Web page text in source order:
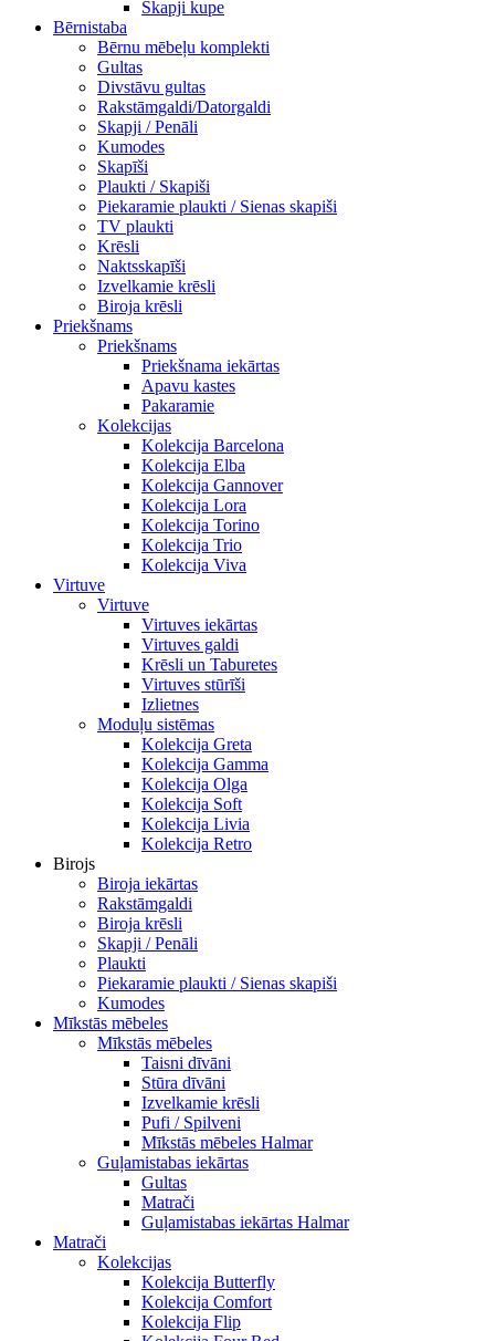
Skapji kupe
Bērnistaba
Bērnu mēbeļu komplekti
Gultas
Divstāvu gultas
Rakstāmgaldi/Datorgaldi
Skapji / Penāli
Kumodes
Skapīši
Plaukti / Skapiši
Piekaramie plaukti / Sienas skapiši
TV plaukti
Krēsli
Naktsskapīši
Izvelkamie krēsli
Biroja krēsli
Priekšnams
Priekšnams
Priekšnama iekārtas
Apavu kastes
Pakaramie
Kolekcijas
Kolekcija Barcelona
Kolekcija Elba
Kolekcija Gannover
Kolekcija Lora
Kolekcija Torino
Kolekcija Trio
Kolekcija Viva
Virtuve
Virtuve
Virtuves iekārtas
Virtuves galdi
Krēsli un Taburetes
Virtuves stūrīši
Izlietnes
Moduļu sistēmas
Kolekcija Greta
Kolekcija Gamma
Kolekcija Olga
Kolekcija Soft
Kolekcija Livia
Kolekcija Retro
Birojs
Biroja iekārtas
Rakstāmgaldi
Biroja krēsli
Skapji / Penāli
Plaukti
Piekaramie plaukti / Sienas skapiši
Kumodes
Mīkstās mēbeles
Mīkstās mēbeles
Taisni dīvāni
Stūra dīvāni
Izvelkamie krēsli
Pufi / Spilveni
Mīkstās mēbeles Halmar
Guļamistabas iekārtas
Gultas
Matrači
Guļamistabas iekārtas Halmar
Matrači
Kolekcijas
Kolekcija Butterfly
Kolekcija Comfort
Kolekcija Flip